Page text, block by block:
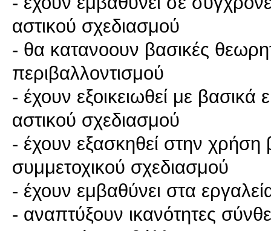
αστικού σχεδιασμού
- θα κατανοουν βασικές
περιβαλλοντισμού
- έχουν εξοικειωθεί με βασικά
αστικού σχεδιασμού
- έχουν εξασκηθεί στην
συμμετοχικού σχεδιασμού
- έχουν εμβαθύνει στα
- αναπτύξουν ικανότητες